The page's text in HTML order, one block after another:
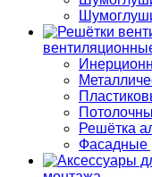
Решётка
Фасадные